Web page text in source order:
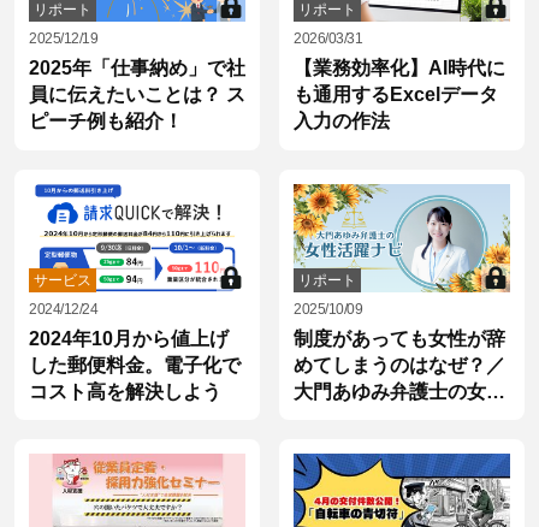
リポート
2025/12/19
2025年「仕事納め」で社
員に伝えたいことは？ ス
ピーチ例も紹介！
リポート
2026/03/31
【業務効率化】AI時代に
も通用するExcelデータ
入力の作法
サービス
2024/12/24
2024年10月から値上げ
した郵便料金。電子化で
コスト高を解決しよう
リポート
2025/10/09
制度があっても女性が辞
めてしまうのはなぜ？／
大門あゆみ弁護士の女性